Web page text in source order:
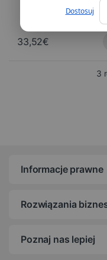
Dostosuj
33,52€
3
Informacje prawne
Rozwiązania
Poznaj nas lepiej